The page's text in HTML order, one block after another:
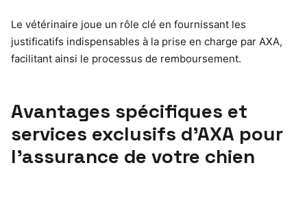
Le vétérinaire joue un rôle clé en fournissant les
justificatifs indispensables à la prise en charge par AXA,
facilitant ainsi le processus de remboursement.
Avantages spécifiques et
services exclusifs d’AXA pour
l’assurance de votre chien